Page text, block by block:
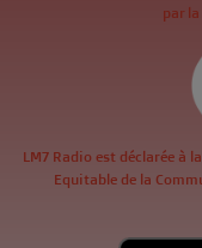
par
LM7 Radio est déclarée à
Equitable de la